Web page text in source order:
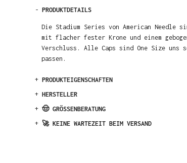
- PRODUKTDETAILS
Die Stadium Series von American Needle
mit flacher fester Krone und einem
Verschluss. Alle Caps sind One Size uns
passen.
+ PRODUKTEIGENSCHAFTEN
+ HERSTELLER
+ 🤠 GRÖSSENBERATUNG
+ 🚀 KEINE WARTEZEIT BEIM VERSAND